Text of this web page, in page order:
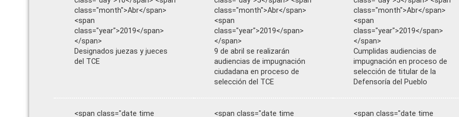
class="month">Abr</span>
<span
class="year">2019</span>
</span>
Designados juezas y jueces
del TCE
class="month">Abr</span>
<span
class="year">2019</span>
</span>
9 de abril se realizarán
audiencias de impugnación
ciudadana en proceso de
selección del TCE
class="month">Abr</span>
<span
class="year">2019</span>
</span>
Cumplidas audiencias de
impugnación en proceso de
selección de titular de la
Defensoría del Pueblo
<span class="date time <span class="date time <span class="date time